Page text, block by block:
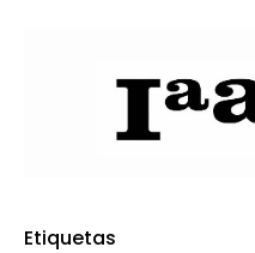
Etiquetas